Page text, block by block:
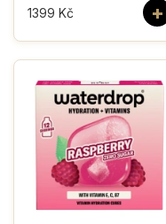
+
1399 Kč